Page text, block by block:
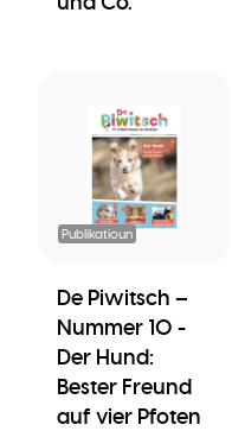
Publikatioun
De Piwitsch –
Nummer 10 -
Der Hund:
Bester Freund
auf vier Pfoten